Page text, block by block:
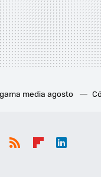
media agosto